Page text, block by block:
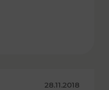
28.11.2018